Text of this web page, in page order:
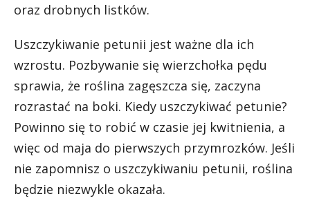
oraz drobnych listków.
Uszczykiwanie petunii jest ważne dla ich
wzrostu. Pozbywanie się wierzchołka pędu
sprawia, że roślina zagęszcza się, zaczyna
rozrastać na boki. Kiedy uszczykiwać petunie?
Powinno się to robić w czasie jej kwitnienia, a
więc od maja do pierwszych przymrozków. Jeśli
nie zapomnisz o uszczykiwaniu petunii, roślina
będzie niezwykle okazała.